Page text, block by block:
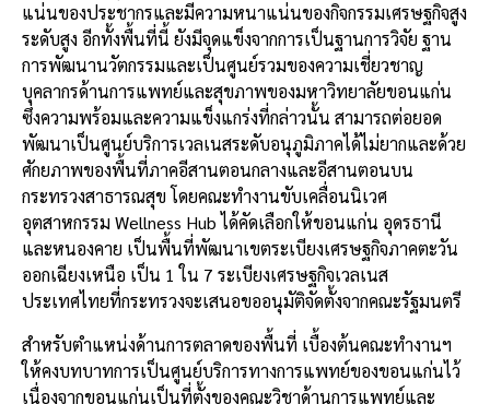
แน่นของประชากรและมีความหนาแน่นของกิจกรรมเศรษฐกิจสูง
ระดับสูง อีกทั้งพื้นที่นี้ ยังมีจุดแข็งจากการเป็นฐานการวิจัย ฐาน
การพัฒนานวัตกรรมและเป็นศูนย์รวมของความเชี่ยวชาญ
บุคลากรด้านการแพทย์และสุขภาพของมหาวิทยาลัยขอนแก่น
ซึ่งความพร้อมและความแข็งแกร่งที่กล่าวนั้น สามารถต่อยอด
พัฒนาเป็นศูนย์บริการเวลเนสระดับอนุภูมิภาคได้ไม่ยากและด้วย
ศักยภาพของพื้นที่ภาคอีสานตอนกลางและอีสานตอนบน
กระทรวงสาธารณสุข โดยคณะทำงานขับเคลื่อนนิเวศ
อุตสาหกรรม Wellness Hub ได้คัดเลือกให้ขอนแก่น อุดรธานี
และหนองคาย เป็นพื้นที่พัฒนาเขตระเบียงเศรษฐกิจภาคตะวัน
ออกเฉียงเหนือ เป็น 1 ใน 7 ระเบียงเศรษฐกิจเวลเนส
ประเทศไทยที่กระทรวงจะเสนอขออนุมัติจัดตั้งจากคณะรัฐมนตรี
สำหรับตำแหน่งด้านการตลาดของพื้นที่ เบื้องต้นคณะทำงานฯ
ให้คงบทบาทการเป็นศูนย์บริการทางการแพทย์ของขอนแก่นไว้
เนื่องจากขอนแก่นเป็นที่ตั้งของคณะวิชาด้านการแพทย์และ